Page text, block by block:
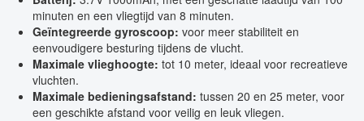
minuten en een vliegtijd van 8 minuten.
Geïntegreerde gyroscoop: voor meer stabiliteit en
eenvoudigere besturing tijdens de vlucht.
Maximale vlieghoogte: tot 10 meter, ideaal voor recreatieve
vluchten.
Maximale bedieningsafstand: tussen 20 en 25 meter, voor
een geschikte afstand voor veilig en leuk vliegen.